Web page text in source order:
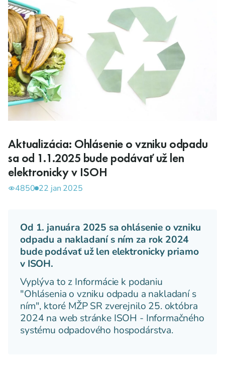
Aktualizácia: Ohlásenie o vzniku odpadu
sa od 1.1.2025 bude podávať už len
elektronicky v ISOH
4850 22 jan 2025
Od 1. januára 2025 sa ohlásenie o vzniku
odpadu a nakladaní s ním za rok 2024
bude podávať už len elektronicky priamo
v ISOH.
Vyplýva to z Informácie k podaniu
"Ohlásenia o vzniku odpadu a nakladaní s
ním", ktoré MŽP SR zverejnilo 25. októbra
2024 na web stránke ISOH - Informačného
systému odpadového hospodárstva.